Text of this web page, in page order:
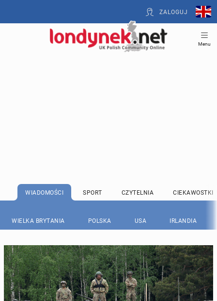
ZALOGUJ
Menu
WIADOMOŚCI SPORT CZYTELNIA CIEKAWOSTKI
WIELKA BRYTANIA POLSKA USA IRLANDIA